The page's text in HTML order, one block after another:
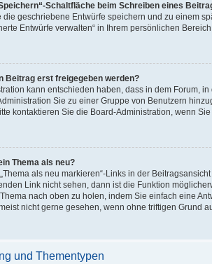
Schaltfläche beim Schreiben eines
die geschriebene Entwürfe speichern und zu einem
Entwürfe verwalten“ in Ihrem persönlichen
Beitrag erst freigegeben werden?
kann entschieden haben, dass in dem Forum,
Sie zu einer Gruppe von Benutzern
kontaktieren Sie die Board-Administration, wenn
Thema als neu?
als neu markieren“-Links in der
Link nicht sehen, dann ist die Funktion
nach oben zu holen, indem Sie einfach eine
nicht gerne gesehen, wenn ohne triftigen Grund
und Thementypen